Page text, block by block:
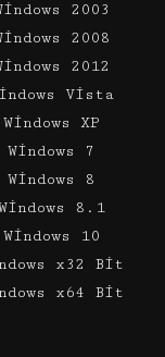
2003
2008
2012
Vista
XP
Windows 7
Windows 8
8.1
10
x32 Bit
x64 Bit